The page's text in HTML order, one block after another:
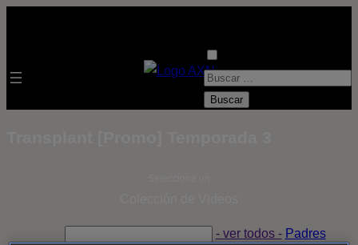
B
- ver todos - Padres